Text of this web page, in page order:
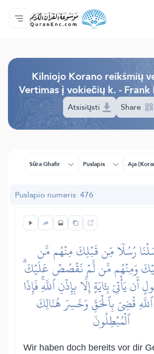
Pagrindinis
Vertimų turinys
Audio
Programuotojų paslaugos -
Apie projektą
Susisiekite su mumis
Kalba
Kilniojo Korano reikšmių
Vertimas į vokiečių k. -
Atsisiųsti Share
Sūra Ghafir Puslapis Aja
Puslapio numeris: 476
رُسُلٗا مِّن قَبۡلِكَ مِنۡهُم مَّن
وَمِنۡهُم مَّن لَّمۡ نَقۡصُصۡ عَلَيۡكَۗ
أَن يَأۡتِيَ بِـَٔايَةٍ إِلَّا بِإِذۡنِ ٱللَّهِۚ فَإِذَا
قُضِيَ بِٱلۡحَقِّ وَخَسِرَ هُنَالِكَ
ٱلۡمُبۡطِلُونَ
Wir haben doch bereits vor dir